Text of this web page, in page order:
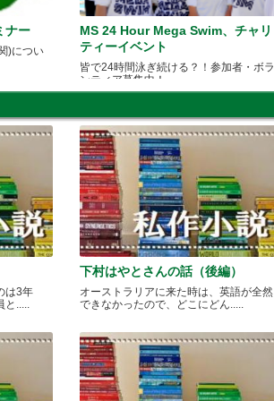
ナー
)につい
MS 24 Hour Mega Swim、チャリ
ティーイベント
皆で24時間泳ぎ続ける？！参加者・ボラ
ンティア募集中！
は3年
.....
下村はやとさんの話（後編）
オーストラリアに来た時は、英語が全然
できなかったので、どこにどん.....